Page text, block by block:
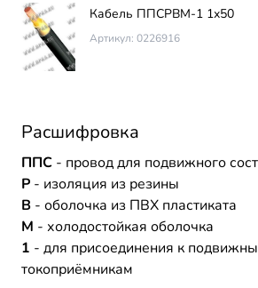
Кабель ППСРВМ-1 1х50
Артикул: 0226916
Расшифровка
ППС - провод для подвижного
Р - изоляция из резины
В - оболочка из ПВХ пластиката
М - холодостойкая оболочка
1 - для присоединения к
токоприёмникам